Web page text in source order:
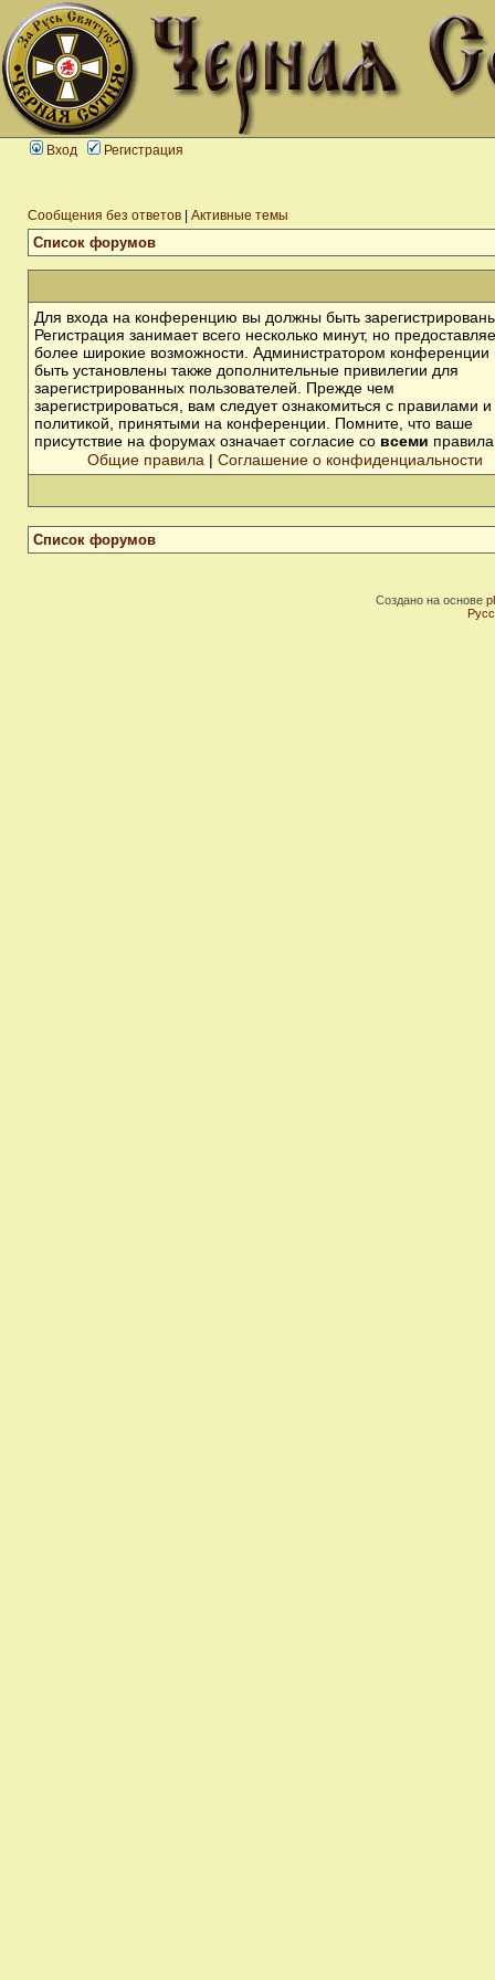
Вход Регистрация
Сообщения без ответов Активные темы
Список форумов
Для входа на конференцию вы должны быть
Регистрация занимает всего несколько минут, но
более широкие возможности. Администратором конференции
быть установлены также дополнительные привилегии для
зарегистрированных пользователей. Прежде чем
зарегистрироваться, вам следует ознакомиться с правилами и
политикой, принятыми на конференции. Помните, что ваше
присутствие на форумах означает согласие со всеми
Общие правила | Соглашение о конфиденциальности
Список форумов
Создано на основе